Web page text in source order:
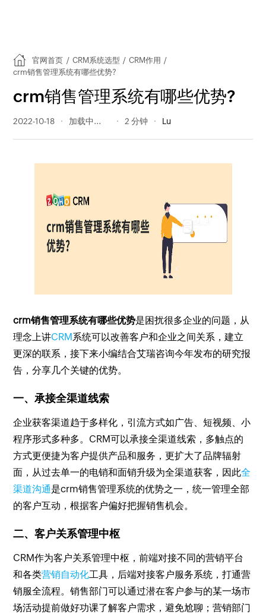
官网首页 / CRM系统选型 / CRM作用 /
crm销售管理系统有哪些优势?
crm销售管理系统有哪些优势?
2022-10-18 398 阅读量 2 分钟 Lu
crm销售管理系统有哪些优势是困扰很多企业的问题，从
理念上讲CRM系统可以改善客户和企业之间关系，建立
更深的联系，接下来小编结合艾瑞咨询今年发布的研究报
告，分享几个关键的优势。
一、承接全渠道线索
企业获客渠道趋于多样化，引流方式如广告、短视频、小
程序形式多种多。CRM可以承接全渠道线索，多触点的
方式更便捷为客户提供产品和服务，更扩大了品牌辐射
面，从过去单一的电销和面销升级为全渠道获客，因此全
渠道沟通是crm销售管理系统的优势之一，统一管理全部
的客户互动，根据客户偏好把握销售机会。
二、客户关系管理中枢
CRM作为客户关系管理中枢，前端对接不同的营销平台
和各类营销自动化工具，后端对接客户服务系统，打通营
销服全流程。销售部门可以通过潜在客户参与的某一场市
场活动提前做好功课了解客户需求，避免尬聊；营销部门